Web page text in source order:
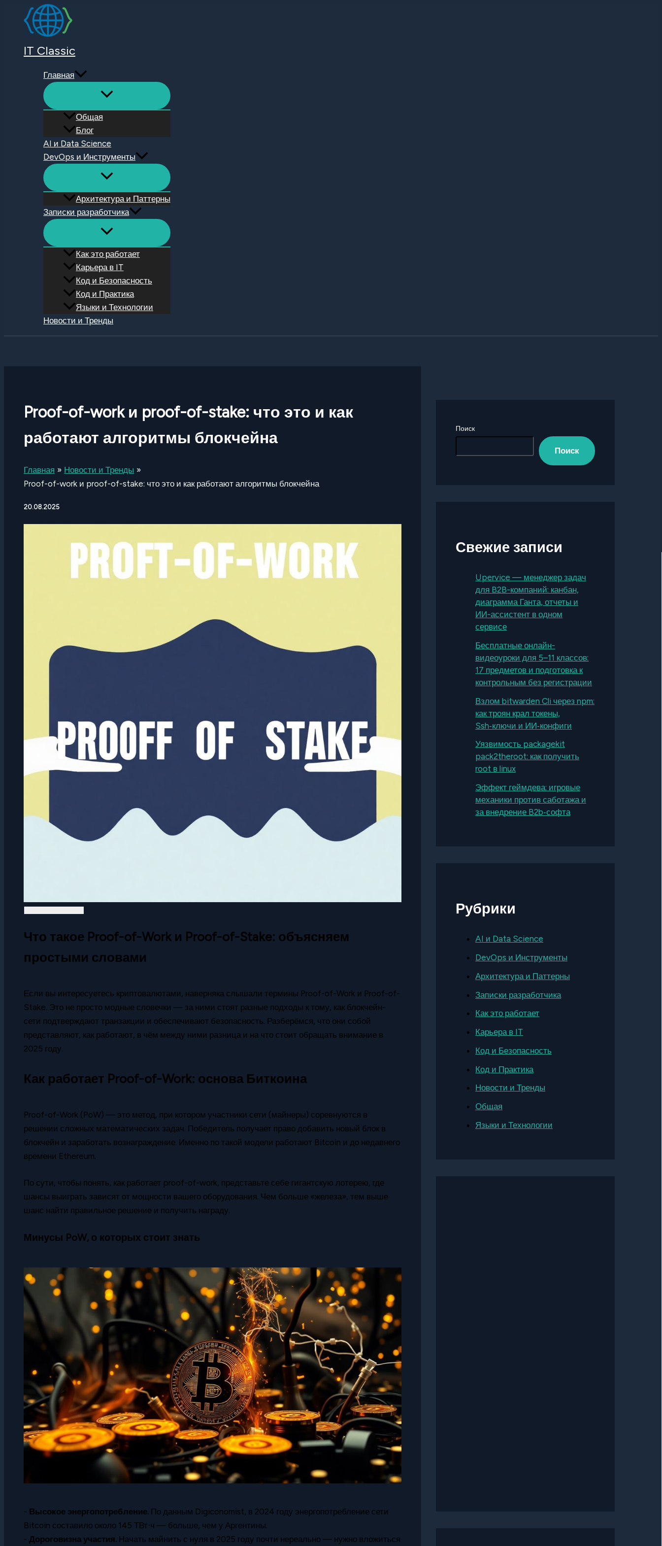
Перейти
содержимому
IT Classic
Главная
Общая
Блог
AI и Data Science
DevOps и Инструменты
Архитектура и Паттерны
Записки разработчика
Как это работает
Карьера в IT
Код и Безопасность
Код и Практика
Языки и Технологии
Новости и Тренды
Proof-of-work и proof-of-stake: что это и как
работают алгоритмы блокчейна
Главная
Новости и Тренды
Proof-of-work и proof-of-stake: что это и как работают алгоритмы блокчейна
20.08.2025
Что такое Proof-of-Work и Proof-of-Stake: объясняем
простыми словами
Если вы интересуетесь криптовалютами, наверняка слышали термины Proof-of-Work и Proof-of-
Stake. Это не просто модные словечки — за ними стоят разные подходы к тому, как блокчейн-
сети подтверждают транзакции и обеспечивают безопасность. Разберёмся, что они собой
представляют, как работают, в чём между ними разница и на что стоит обращать внимание в
2025 году.
Как работает Proof-of-Work: основа Биткоина
Proof-of-Work (PoW) — это метод, при котором участники сети (майнеры) соревнуются в
решении сложных математических задач. Победитель получает право добавить новый блок в
блокчейн и заработать вознаграждение. Именно по такой модели работают Bitcoin и до недавнего
времени Ethereum.
По сути, чтобы понять, как работает proof-of-work, представьте себе гигантскую лотерею, где
шансы выиграть зависят от мощности вашего оборудования. Чем больше «железа», тем выше
шанс найти правильное решение и получить награду.
Минусы PoW, о которых стоит знать
- Высокое энергопотребление. По данным Digiconomist, в 2024 году энергопотребление сети
Bitcoin составило около 145 ТВт⋅ч — больше, чем у Аргентины.
- Дороговизна участия. Начать майнить с нуля в 2025 году почти нереально — нужно вложиться
Поиск
Поиск
Свежие записи
Upervice — менеджер задач
для B2B-компаний: канбан,
диаграмма Ганта, отчеты и
ИИ-ассистент в одном
сервисе
Бесплатные онлайн-
видеоуроки для 5–11 классов:
17 предметов и подготовка к
контрольным без регистрации
Взлом bitwarden Cli через npm:
как троян крал токены,
Ssh‑ключи и ИИ‑конфиги
Уязвимость packagekit
pack2theroot: как получить
root в linux
Эффект геймдева: игровые
механики против саботажа и
за внедрение B2b‑софта
Рубрики
AI и Data Science
DevOps и Инструменты
Архитектура и Паттерны
Записки разработчика
Как это работает
Карьера в IT
Код и Безопасность
Код и Практика
Новости и Тренды
Общая
Языки и Технологии